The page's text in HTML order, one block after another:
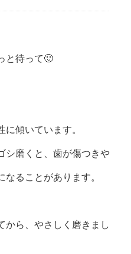
と待って🙂
傾いています。
シ磨くと、歯が傷つきや
ることがあります。
から、やさしく磨きまし